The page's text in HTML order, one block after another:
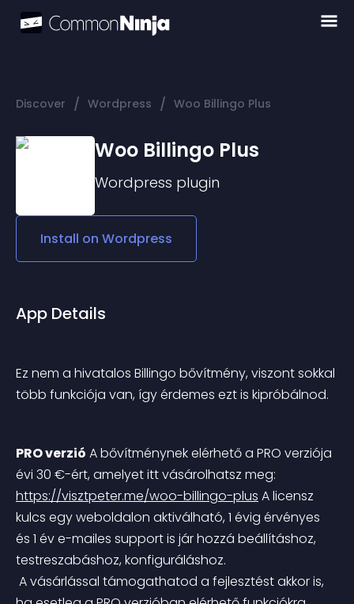
Discover / Wordpress / Woo Billingo Plus
Woo Billingo Plus
Wordpress plugin
Install on Wordpress
App Details
Ez nem a hivatalos Billingo bővítmény, viszont sokkal
több funkciója van, így érdemes ezt is kipróbálnod.
PRO verzió A bővítménynek elérhető a PRO verziója
évi 30 €-ért, amelyet itt vásárolhatsz meg:
https://visztpeter.me/woo-billingo-plus A licensz
kulcs egy weboldalon aktiválható, 1 évig érvényes
és 1 év e-mailes support is jár hozzá beállításhoz,
testreszabáshoz, konfiguráláshoz.